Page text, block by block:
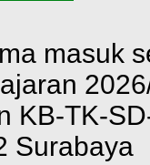
masuk
KB-TK-
Surabaya